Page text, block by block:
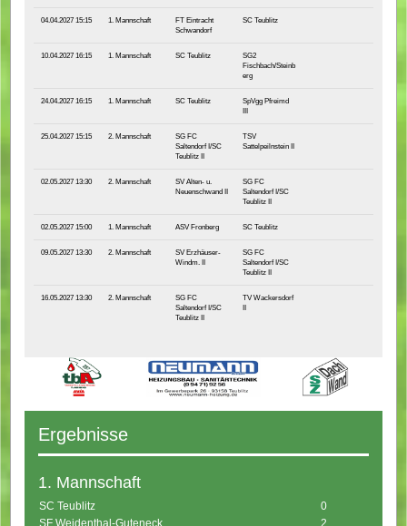
04.04.2027 15:15 1. Mannschaft
FT Eintracht
Schwandorf
SC Teublitz
10.04.2027 16:15 1. Mannschaft SC Teublitz
SG2
Fischbach/Steinb
erg
24.04.2027 16:15 1. Mannschaft SC Teublitz
SpVgg Pfreimd
25.04.2027 15:15 2. Mannschaft
SG FC
Saltendorf I/SC
Teublitz II
TSV
Sattelpeilnstein II
02.05.2027 13:30 2. Mannschaft
SV Alten- u.
Neuenschwand II
SG FC
Saltendorf I/SC
Teublitz II
02.05.2027 15:00 1. Mannschaft ASV Fronberg SC Teublitz
09.05.2027 13:30 2. Mannschaft
SV Erzhäuser-
Windm. II
SG FC
Saltendorf I/SC
Teublitz II
16.05.2027 13:30 2. Mannschaft
SG FC
Saltendorf I/SC
Teublitz II
TV Wackersdorf
Ergebnisse
1. Mannschaft
SC Teublitz
0
SF Weidenthal-Guteneck
2